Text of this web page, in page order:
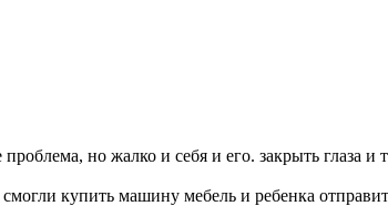
но жалко и себя и его. закрыть глаза и
купить машину мебель и ребенка